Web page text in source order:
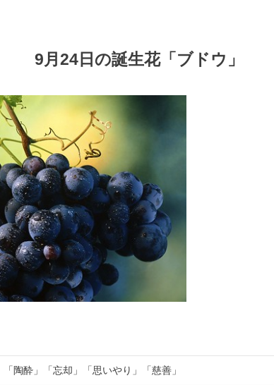
9月24日の誕生花「ブドウ」
「陶酔」「忘却」「思いやり」「慈善」